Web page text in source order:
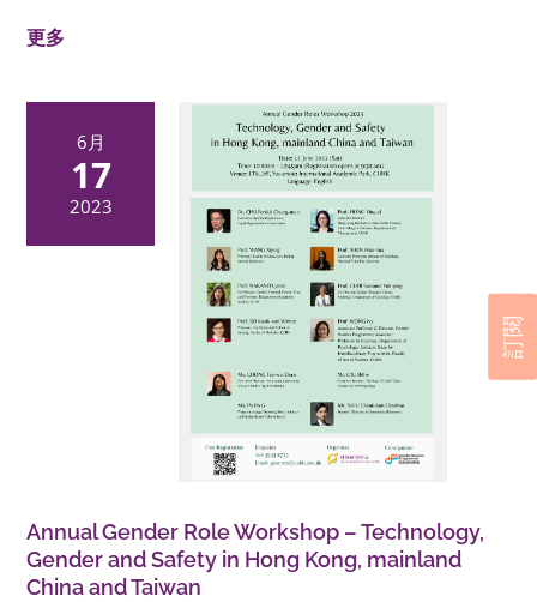
更多
6月
17
2023
Annual Gender Role Workshop – Technology,
Gender and Safety in Hong Kong, mainland
China and Taiwan
訂閱